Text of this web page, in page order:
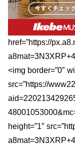
href=”https://
<img border=”0″
src=”https://
height=”1″